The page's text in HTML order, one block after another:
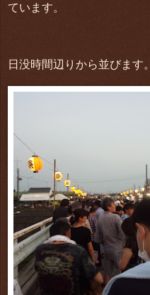
ています。
日没時間辺りから並びます。